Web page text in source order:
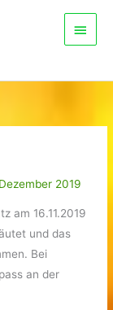
2019
am 16.11.2019
und das
Bei
an der